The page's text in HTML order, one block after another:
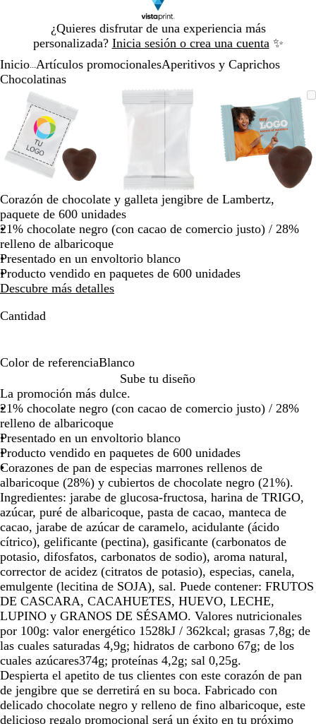
¿Quieres disfrutar de una experiencia más
personalizada? Inicia sesión o crea una cuenta ✨
1
Inicio Artículos promocionalesAperitivos y Caprichos
Chocolatinas
ampliable
hasta
mínimo
clic
para
expandir
las
teclas
de
más
y
menos
para
ampliar
y
alejar
y
las
flechas
imagen
Imagen
ampliable
Acercado
hasta
Haz
clic
Utiliza
las
más
menos
para
y
y
las
Imagen
ampliable
Acercado
hasta
mínimo
clic
para
expandir
las
teclas
de
más
menos
para
y
Diapositiva
Corazón de chocolate y galleta jengibre de Lambertz,
paquete de 600 unidades
21% chocolate negro (con cacao de comercio justo) / 28%
relleno de albaricoque
Presentado en un envoltorio blanco
Producto vendido en paquetes de 600 unidades
Descubre más detalles
Cantidad
Color de referenciaBlanco
l
a
n
c
o
Sube tu diseño
La promoción más dulce.
21% chocolate negro (con cacao de comercio justo) / 28%
relleno de albaricoque
Presentado en un envoltorio blanco
Producto vendido en paquetes de 600 unidades
Corazones de pan de especias marrones rellenos de
albaricoque (28%) y cubiertos de chocolate negro (21%).
Ingredientes: jarabe de glucosa-fructosa, harina de TRIGO,
azúcar, puré de albaricoque, pasta de cacao, manteca de
cacao, jarabe de azúcar de caramelo, acidulante (ácido
cítrico), gelificante (pectina), gasificante (carbonatos de
potasio, difosfatos, carbonatos de sodio), aroma natural,
corrector de acidez (citratos de potasio), especias, canela,
emulgente (lecitina de SOJA), sal. Puede contener: FRUTOS
DE CASCARA, CACAHUETES, HUEVO, LECHE,
LUPINO y GRANOS DE SÉSAMO. Valores nutricionales
por 100g: valor energético 1528kJ / 362kcal; grasas 7,8g; de
las cuales saturadas 4,9g; hidratos de carbono 67g; de los
cuales azúcares374g; proteínas 4,2g; sal 0,25g.
Despierta el apetito de tus clientes con este corazón de pan
de jengibre que se derretirá en su boca. Fabricado con
delicado chocolate negro y relleno de fino albaricoque, este
delicioso regalo promocional será un éxito en tu próximo